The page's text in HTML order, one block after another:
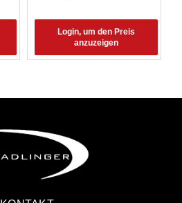
Login, um den Preis
anzuzeigen